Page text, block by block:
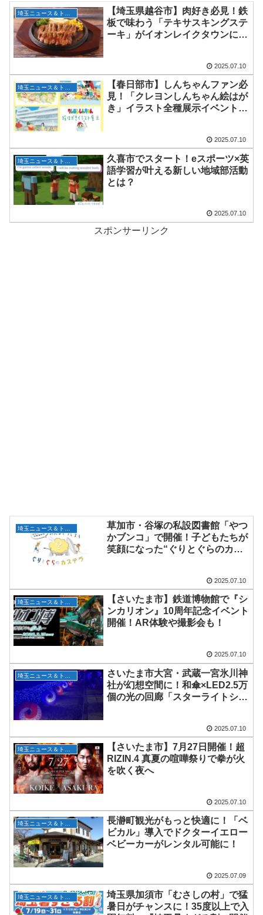
埼玉ニュース＆トピックス
【埼玉県越谷市】肉好き必見！鉄
板で味わう「テキサスキングステ
ーキ」がイオンレイクタウンに登
2025.07.10
【春日部市】しんちゃんファン必
見！「クレヨンしんちゃん絵はが
き」イラスト全種展示イベント開
2025.07.10
久喜市でスタート！eスポーツ×英
語学習が叶える新しい地域部活動
とは？
2025.07.10
スポンサーリンク
草加市・谷塚の私設図書館「やつ
かブンコ」で開催！子どもたちが
笑顔になった“ぐりとぐらのカス
2025.07.10
【さいたま市】鉄道博物館で『シ
ンカリオン』10周年記念イベント
開催！AR体験や撮影会も！
2025.07.10
さいたま市大宮・武蔵一宮氷川神
社が幻想空間に！和傘×LED2.5万
個の光の回廊「スターライトシュ
2025.07.10
埼玉ニュース＆トピックス
【さいたま市】7月27日開催！超
RIZIN.4 真夏の喧嘩祭りで拳が火
を吹く夜へ
2025.07.10
長瀞町観光がもっと快適に！「ベ
ビカル」導入でドクターイエロー
ベビーカーがレンタル可能に！
2025.07.09
埼玉県加須市「むさしの村」で猛
暑日がチャンスに！35度以上で入